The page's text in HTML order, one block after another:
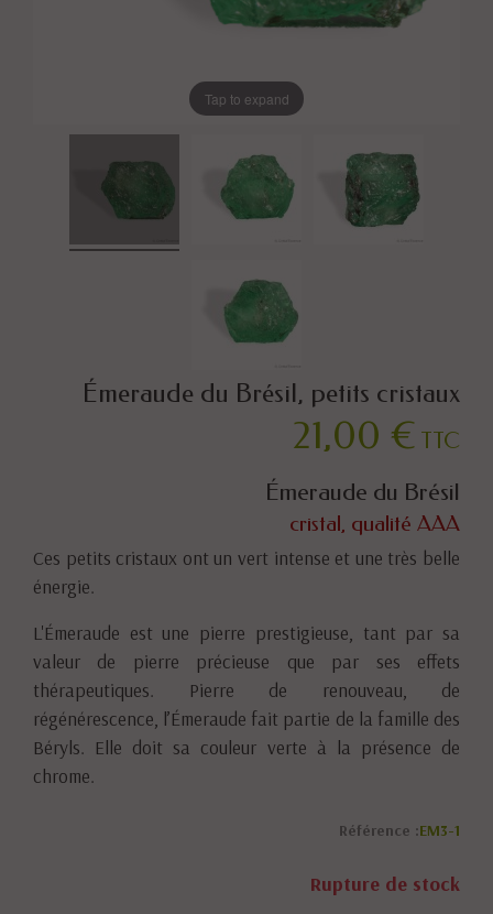
Tap to expand
Émeraude du Brésil, petits cristaux
21,00 € TTC
Émeraude du Brésil
cristal, qualité AAA
Ces petits cristaux ont un vert intense et une très belle
énergie.
L'Émeraude est une pierre prestigieuse, tant par sa
valeur de pierre précieuse que par ses effets
thérapeutiques. Pierre de renouveau, de
régénérescence, l’Émeraude fait partie de la famille des
Béryls. Elle doit sa couleur verte à la présence de
chrome.
Référence :EM3-1
Rupture de stock